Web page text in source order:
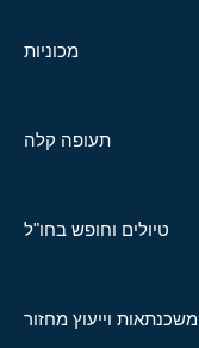
מכוניות
תעופה קלה
טיולים וחופש בחו"ל
משכנתאות וייעוץ מחזור